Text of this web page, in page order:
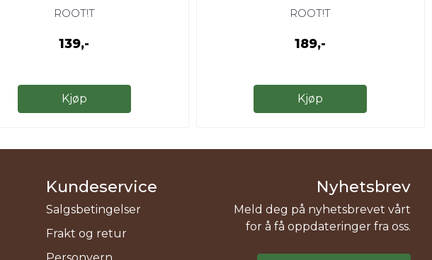
ROOT!T
139,-
Kjøp
ROOT!T
189,-
Kjøp
Kundeservice
Salgsbetingelser
Frakt og retur
Nyhetsbrev
Meld deg på nyhetsbrevet vårt
for å få oppdateringer fra oss.